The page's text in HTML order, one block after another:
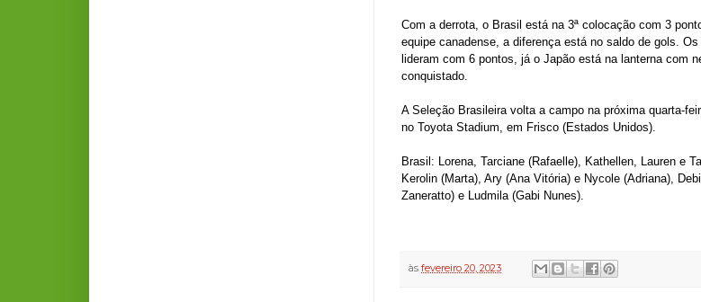
Com a derrota, o Brasil está na 3ª colocação com 3
equipe canadense, a diferença está no saldo de gols.
lideram com 6 pontos, já o Japão está na lanterna com
conquistado.
A Seleção Brasileira volta a campo na próxima quarta-
no Toyota Stadium, em Frisco (Estados Unidos).
Brasil: Lorena, Tarciane (Rafaelle), Kathellen, Lauren e
Kerolin (Marta), Ary (Ana Vitória) e Nycole (Adriana),
Zaneratto) e Ludmila (Gabi Nunes).
às fevereiro 20, 2023